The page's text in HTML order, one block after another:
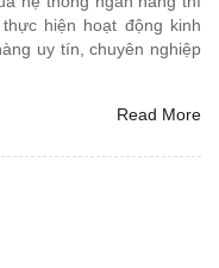
hiện hoạt động kinh
uy tín, chuyên nghiệp
Read More